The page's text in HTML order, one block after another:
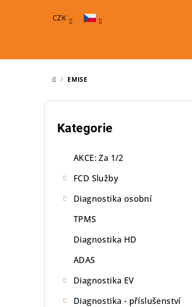
CZK
DOMŮ
/ EMISE
P
Přeskočit
Kategorie
AKCE: Za 1/2
FCD Služby
Diagnostika osobní
TPMS
Diagnostika HD
ADAS
Diagnostika EV
Diagnostika - příslušenství